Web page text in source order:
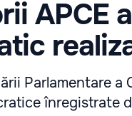
APCE
Parlamentare
înregistrate